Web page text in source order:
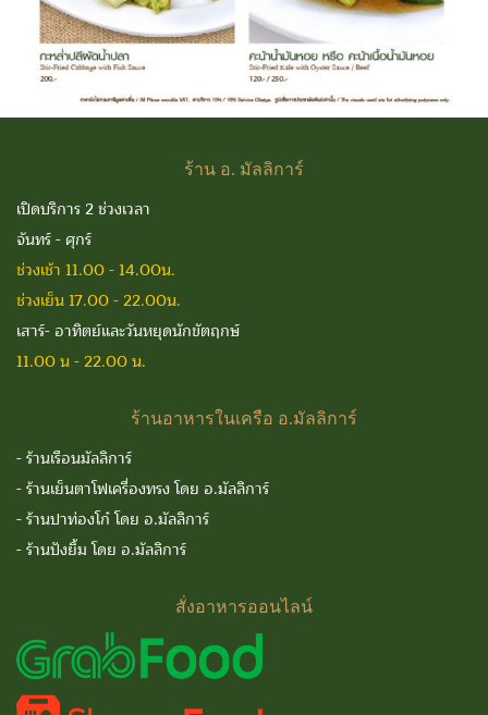
ร้าน อ. มัลลิการ์
เปิดบริการ 2 ช่วงเวลา
จันทร์ - ศุกร์
ช่วงเช้า 11.00 - 14.00น.
ช่วงเย็น 17.00 - 22.00น.
เสาร์- อาทิตย์และวันหยุดนักขัตฤกษ์
11.00 น - 22.00 น.
ร้านอาหารในเครือ อ.มัลลิการ์
-ร้านเรือนมัลลิการ์
-ร้านเย็นตาโฟเครื่องทรง โดย อ.มัลลิการ์
-ร้านปาท่องโก๋ โดย อ.มัลลิการ์
-ร้านปังยิ้ม โดย อ.มัลลิการ์
สั่งอาหารออนไลน์